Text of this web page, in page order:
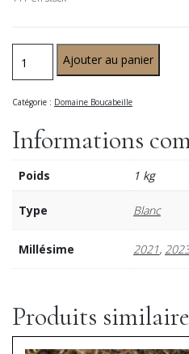
Ajouter au panier
Catégorie : Domaine Boucabeille
Informations
Poids 1 kg
Type Blanc
Millésime 2021,
Produits